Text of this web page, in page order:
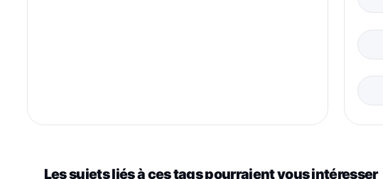
Les sujets liés à ces tags pourraient vous intéresser